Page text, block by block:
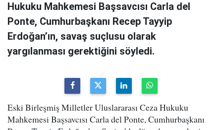
Hukuku Mahkemesi Başsavcısı Carla del
Ponte, Cumhurbaşkanı Recep Tayyip
Erdoğan’ın, savaş suçlusu olarak
yargılanması gerektiğini söyledi.
Eski Birleşmiş Milletler Uluslararası Ceza Hukuku
Mahkemesi Başsavcısı Carla del Ponte, Cumhurbaşkanı